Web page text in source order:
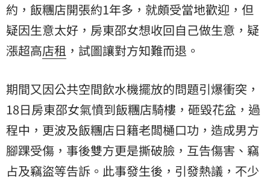
約，飯糰店開張約1年多，就頗受當地歡迎，但
疑因生意太好，房東邵女想收回自己做生意，疑
漲超高店租 ，試圖讓對方知難而退。
期間又因公共空間飲水機擺放的問題引爆衝突，
18日房東邵女氣憤到飯糰店騎樓，砸毀花盆，過
程中，更波及飯糰店日籍老闆樋口功，造成男方
腳踝受傷，事後雙方更是撕破臉，互告傷害、竊
占及竊盜等告訴。此事發生後，引發熱議，不少